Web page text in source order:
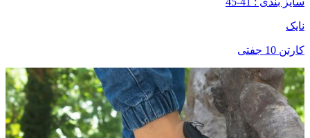
نایک
کارتن 10 جفتی